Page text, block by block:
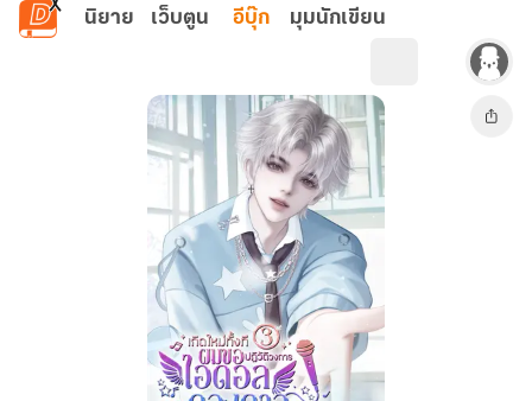
ข้ามไปยังเนื้อหาหลัก
นิยาย เว็บตูน อีบุ๊ก มุมนักเขียน